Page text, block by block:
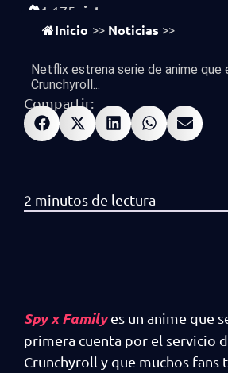
1,175 vistas
Inicio >> Noticias >>
Netflix estrena serie de anime que
Crunchyroll...
Compartir:
Spy x Familyes un anime que
primera cuenta por el servicio
Crunchyroll y que muchos fans